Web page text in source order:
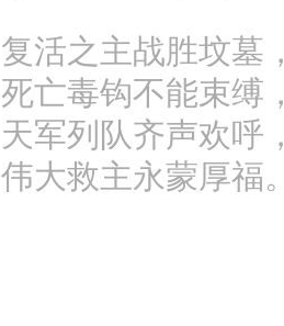
复活之主战胜坟墓，
死亡毒钩不能束缚，
天军列队齐声欢呼，
伟大救主永蒙厚福。